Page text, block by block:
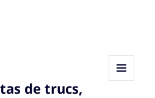
de trucs,